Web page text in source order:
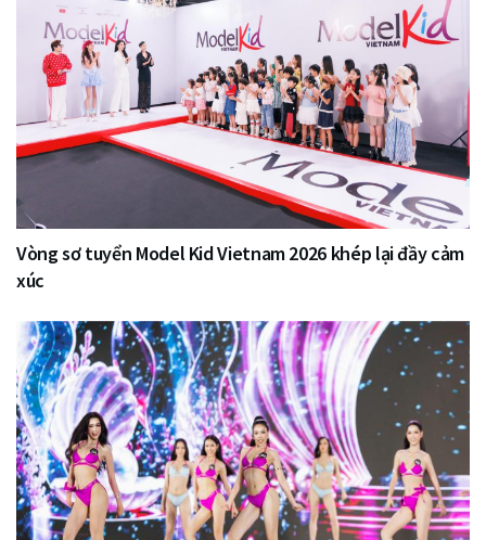
Vòng sơ tuyển Model Kid Vietnam 2026 khép lại đầy cảm
xúc